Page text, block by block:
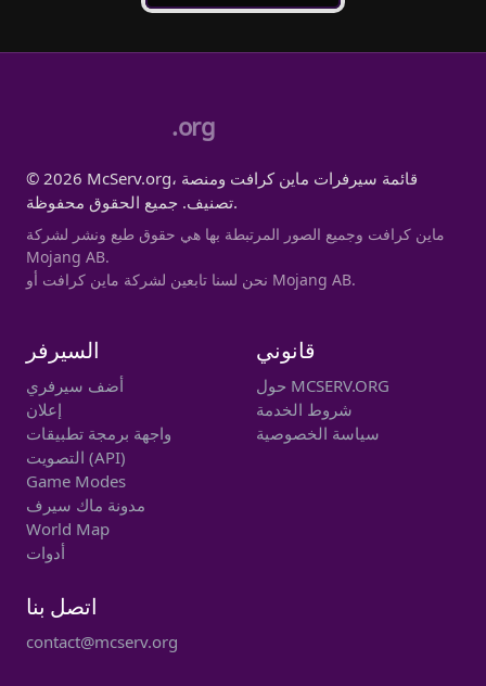
.org
© 2026 McServ.org، قائمة سيرفرات ماين كرافت ومنصة
تصنيف. جميع الحقوق محفوظة.
ماين كرافت وجميع الصور المرتبطة بها هي حقوق طبع ونشر لشركة
Mojang AB.
نحن لسنا تابعين لشركة ماين كرافت أو Mojang AB.
السيرفر
أضف سيرفري
إعلان
واجهة برمجة تطبيقات
التصويت (API)
Game Modes
مدونة ماك سيرف
World Map
أدوات
قانوني
حول MCSERV.ORG
شروط الخدمة
سياسة الخصوصية
اتصل بنا
contact@mcserv.org